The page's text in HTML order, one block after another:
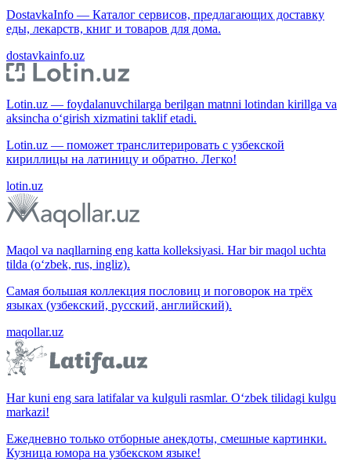
DostavkaInfo — Каталог сервисов, предлагающих доставку
еды, лекарств, книг и товаров для дома.
dostavkainfo.uz
Lotin.uz — foydalanuvchilarga berilgan matnni lotindan kirillga va
aksincha o‘girish xizmatini taklif etadi.
Lotin.uz — поможет транслитерировать с узбекской
кириллицы на латиницу и обратно. Легко!
lotin.uz
Maqol va naqllarning eng katta kolleksiyasi. Har bir maqol uchta
tilda (o‘zbek, rus, ingliz).
Самая большая коллекция пословиц и поговорок на трёх
языках (узбекский, русский, английский).
maqollar.uz
Har kuni eng sara latifalar va kulguli rasmlar. O‘zbek tilidagi kulgu
markazi!
Ежедневно только отборные анекдоты, смешные картинки.
Кузница юмора на узбекском языке!